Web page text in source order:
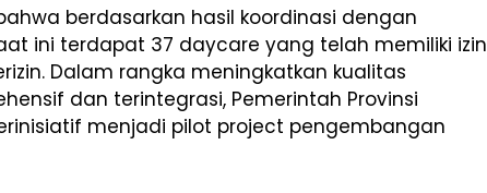
berdasarkan hasil koordinasi dengan
ini terdapat 37 daycare yang telah memiliki izin
Dalam rangka meningkatkan kualitas
dan terintegrasi, Pemerintah Provinsi
menjadi pilot project pengembangan